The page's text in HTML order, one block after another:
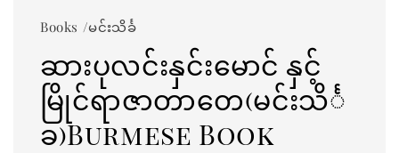
Books /မင်းသိင်္ခ
ဆားပုလင်းနှင်းမောင် နှင့်
မြိုင်ရာဇာတာတေ(မင်းသိင်္
ခ)Burmese Book